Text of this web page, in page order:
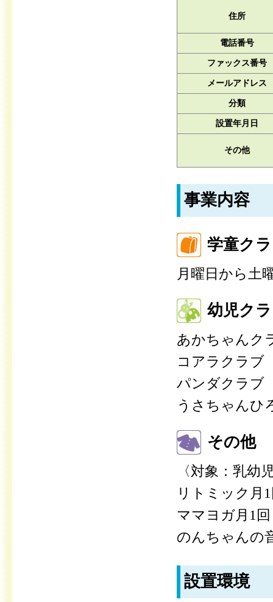
住所
電話番号
ファックス番号
メールアドレス
分類
設置年月日
その他
事業内容
学童ク
月曜日から土
幼児ク
あかちゃんク
コアラクラブ
パンダクラブ
うさちゃんひ
その他
〈対象：乳幼
リトミック月
ママヨガ月1
のんちゃんの
設置環境